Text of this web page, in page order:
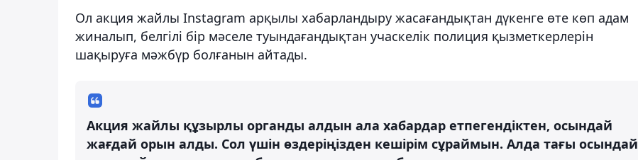
Ол акция жайлы Instagram арқылы хабарландыру жасағандықтан дүкенге өте көп адам
жиналып, белгілі бір мәселе туындағандықтан учаскелік полиция қызметкерлерін
шақыруға мәжбүр болғанын айтады.
Акция жайлы құзырлы органды алдын ала хабардар етпегендіктен, осындай
жағдай орын алды. Сол үшін өздеріңізден кешірім сұраймын. Алда тағы осындай